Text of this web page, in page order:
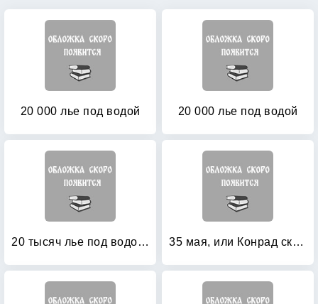
20 000 лье под водой 20 000 лье под водой
20 тысяч лье под водой: Кругосветное путешествие в морских глубинах 35 мая, или Конрад скачет верхом в Океанию